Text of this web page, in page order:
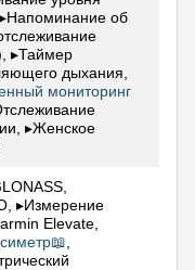
об
▸Таймер
дыхания,
мониторинг
▸Женское
▸Измерение
Elevate,